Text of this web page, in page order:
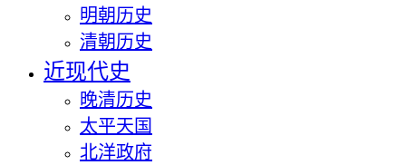
明朝历史
清朝历史
近现代史
晚清历史
太平天国
北洋政府